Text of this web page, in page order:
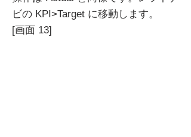
ビの KPI>Target に移動します。
[画面 13]